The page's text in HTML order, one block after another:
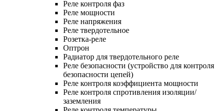
Реле контроля фаз
Реле мощности
Реле напряжения
Реле твердотельное
Розетка-реле
Оптрон
Радиатор для твердотельного реле
Реле безопасности (устройство для контроля
безопасности цепей)
Реле контроля коэффициента мощности
Реле контроля спротивления изоляции/
заземления